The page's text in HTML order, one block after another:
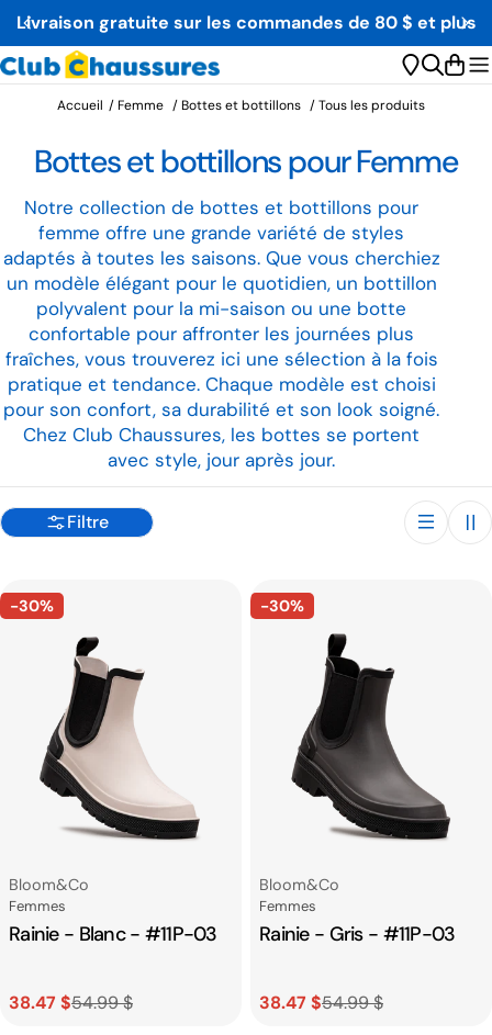
Aller
au
contenu
Fièrement Québécois depuis 1984
Accueil / Femme /Bottes et bottillons /Tous les produits
C
o
l
l
e
c
t
i
o
n
Bottes et bottillons pour Femme
Notre collection de bottes et bottillons pour
femme offre une grande variété de styles
adaptés à toutes les saisons. Que vous cherchiez
un modèle élégant pour le quotidien, un bottillon
polyvalent pour la mi-saison ou une botte
confortable pour affronter les journées plus
fraîches, vous trouverez ici une sélection à la fois
pratique et tendance. Chaque modèle est choisi
pour son confort, sa durabilité et son look soigné.
Chez Club Chaussures, les bottes se portent
avec style, jour après jour.
Filtre
-30%
Fournisseur:
Bloom&co
Catégorie
Femmes
Rainie - Blanc - #11P-03
Prix
38.47 $
Prix
54.99 $
-30%
Fournisseur:
Bloom&co
Catégorie
Femmes
Rainie - Gris - #11P-03
Prix
38.47 $
Prix
54.99 $